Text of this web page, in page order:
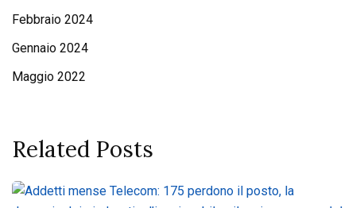
Febbraio 2024
Gennaio 2024
Maggio 2022
Related Posts